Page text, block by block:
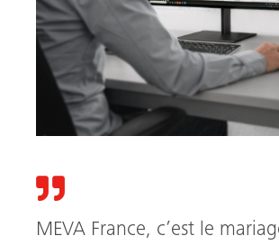
MEVA France, c’est le